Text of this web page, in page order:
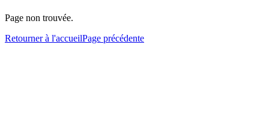
Page non trouvée.
Retourner à l'accueilPage précédente